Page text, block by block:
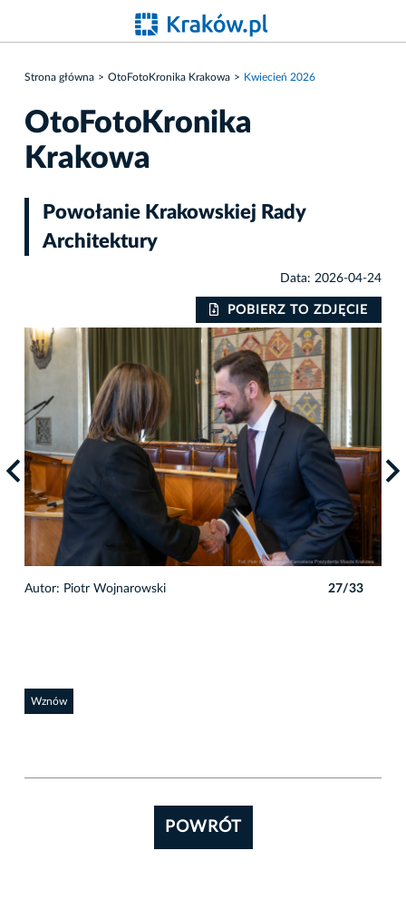
Strona główna OtoFotoKronika Krakowa Kwiecień 2026
OtoFotoKronika
Krakowa
Powołanie Krakowskiej Rady
Architektury
Data: 2026-04-24
POBIERZ TO ZDJĘCIE
Autor: Piotr Wojnarowski 27/33
Wznów
POWRÓT